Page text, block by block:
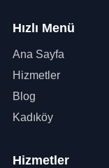
Hızlı Menü
Ana Sayfa
Hizmetler
Blog
Kadıköy
Hizmetler